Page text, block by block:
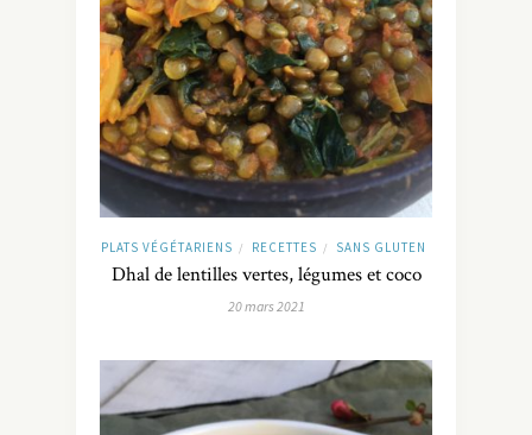
PLATS VÉGÉTARIENS / RECETTES / SANS GLUTEN
Dhal de lentilles vertes, légumes et coco
20 mars 2021